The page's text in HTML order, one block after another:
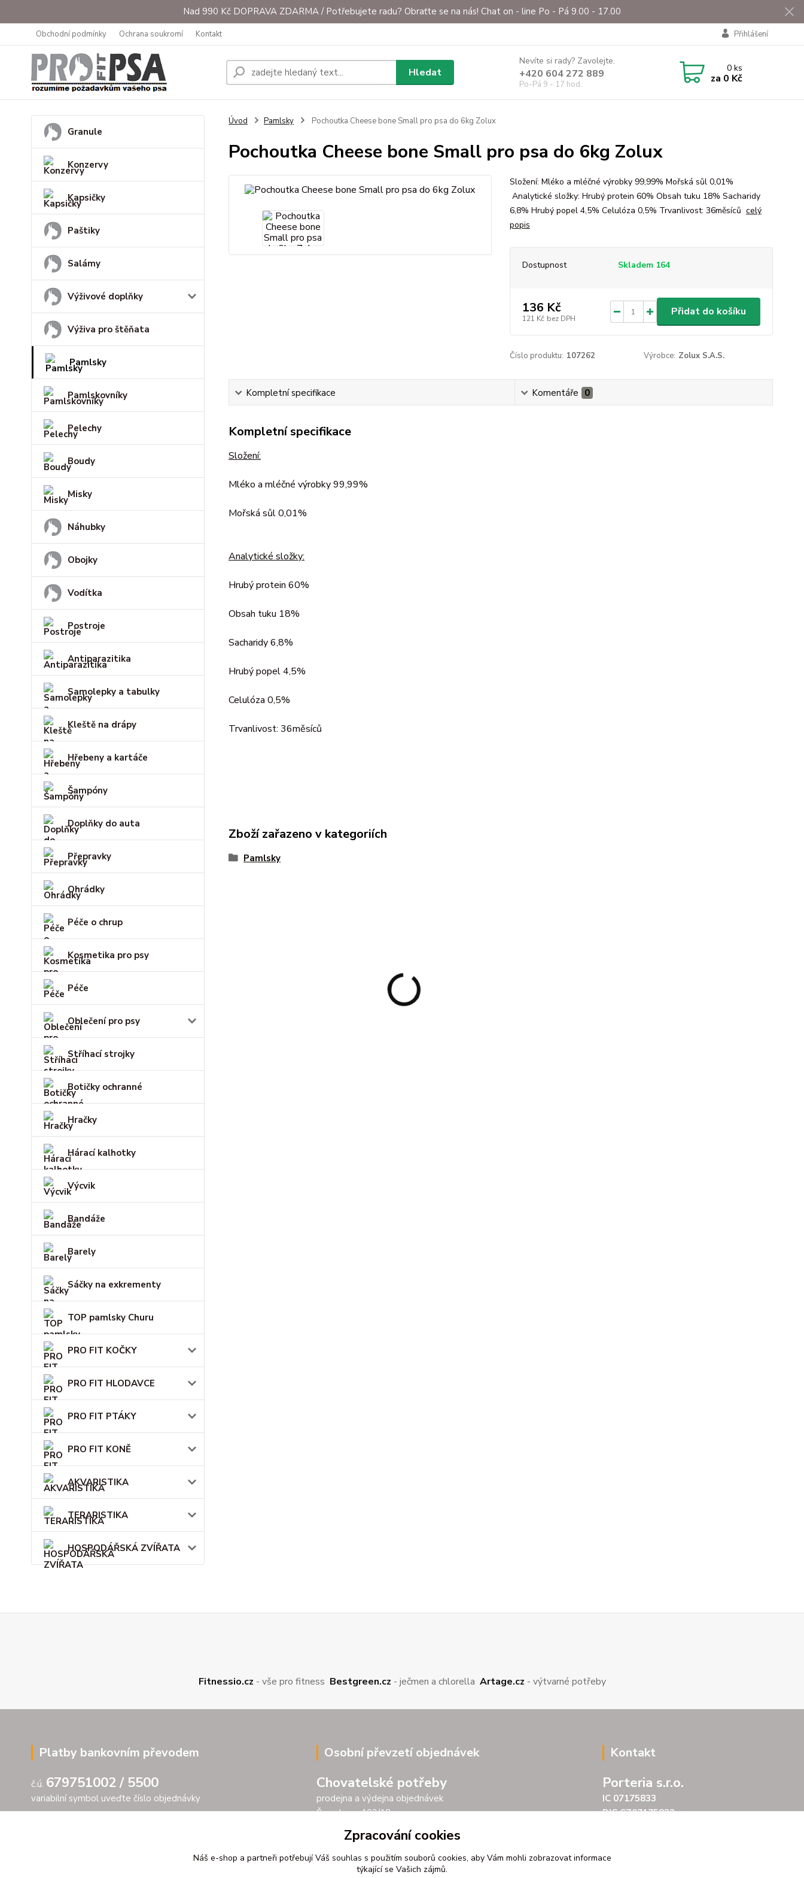
Nad 990 Kč DOPRAVA ZDARMA / Potřebujete radu? Obraťte se na nás! Chat on - line Po - Pá 9.00 - 17.00
Obchodní podmínky Ochrana soukromí Kontakt Přihlášení
Hledat
Nevíte si rady? Zavolejte.
+420 604 272 889
Po-Pá 9 - 17 hod.
0ks
za 0 Kč
Granule
Konzervy
Kapsičky
Paštiky
Salámy
Výživové doplňky
Výživa pro štěňata
Pamlsky
Pamlskovníky
Pelechy
Boudy
Misky
Náhubky
Obojky
Vodítka
Postroje
Antiparazitika
Samolepky a tabulky
Kleště na drápy
Hřebeny a kartáče
Šampóny
Doplňky do auta
Přepravky
Ohrádky
Péče o chrup
Kosmetika pro psy
Péče
Oblečení pro psy
Stříhací strojky
Botičky ochranné
Hračky
Hárací kalhotky
Výcvik
Bandáže
Barely
Sáčky na exkrementy
TOP pamlsky Churu
PRO FIT KOČKY
PRO FIT HLODAVCE
PRO FIT PTÁKY
PRO FIT KONĚ
AKVARISTIKA
TERARISTIKA
HOSPODÁŘSKÁ ZVÍŘATA
Úvod Pamlsky Pochoutka Cheese bone Small pro psa do 6kg Zolux
Pochoutka Cheese bone Small pro psa do 6kg Zolux
Složení: Mléko a mléčné výrobky 99,99% Mořská sůl 0,01%
Analytické složky: Hrubý protein 60% Obsah tuku 18% Sacharidy
6,8% Hrubý popel 4,5% Celulóza 0,5% Trvanlivost: 36měsíců celý
popis
Dostupnost Skladem 164
136 Kč
121 Kč bez DPH
Přidat do košíku
Číslo produktu: 107262 Výrobce: Zolux S.A.S.
Kompletní specifikace Komentáře 0
Kompletní specifikace
Složení:
Mléko a mléčné výrobky 99,99%
Mořská sůl 0,01%
Analytické složky:
Hrubý protein 60%
Obsah tuku 18%
Sacharidy 6,8%
Hrubý popel 4,5%
Celulóza 0,5%
Trvanlivost: 36měsíců
Zboží zařazeno v kategoriích
Pamlsky
Fitnessio.cz - vše pro fitness Bestgreen.cz - ječmen a chlorella Artage.cz - výtvarné potřeby
Platby bankovním převodem
č.ú. 679751002 / 5500
variabilní symbol uveďte číslo objednávky
Osobní převzetí objednávek
Chovatelské potřeby
prodejna a výdejna objednávek
Šarochova 103/18
25001 Brandýs nad Labem
Po - Pá 9.00 - 17.00
So 9.00 - 11.30
Kontakt
Porteria s.r.o.
IC 07175833
DIC CZ07175833
tel. +420 604272889
Zpracování cookies
Náš e-shop a partneři potřebují Váš souhlas s použitím souborů cookies, aby Vám mohli zobrazovat informace
týkající se Vašich zájmů.